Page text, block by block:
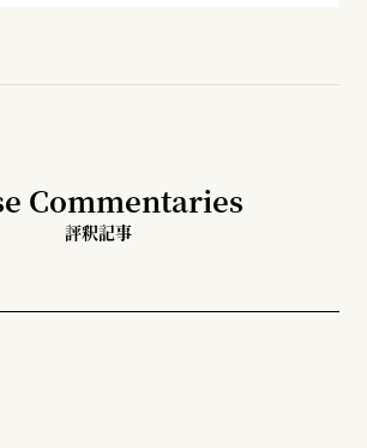
Commentaries
評釈記事